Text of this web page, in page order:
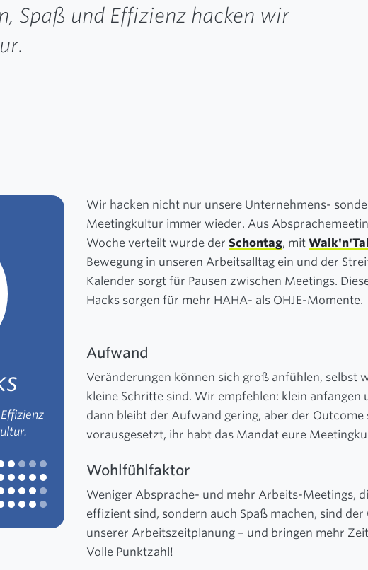
Spaß und Effizienz hacken wir
Wir hacken nicht nur unsere Unternehmens-
Meetingkultur immer wieder. Aus
Woche verteilt wurde der Schontag, mit
Bewegung in unseren Arbeitsalltag ein und der
Kalender sorgt für Pausen zwischen Meetings.
Hacks sorgen für mehr HAHA- als OHJE-Momente.
Aufwand
Veränderungen können sich groß anfühlen, selbst
kleine Schritte sind. Wir empfehlen: klein anfangen
dann bleibt der Aufwand gering, aber der Outcome
vorausgesetzt, ihr habt das Mandat eure
Wohlfühlfaktor
Weniger Absprache- und mehr Arbeits-Meetings,
effizient sind, sondern auch Spaß machen, sind der
unserer Arbeitszeitplanung – und bringen mehr
Volle Punktzahl!